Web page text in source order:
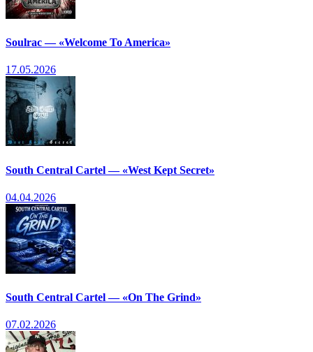
Soulrac — «Welcome To America»
17.05.2026
South Central Cartel — «West Kept Secret»
04.04.2026
South Central Cartel — «On The Grind»
07.02.2026